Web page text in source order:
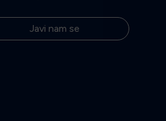
Javi nam se